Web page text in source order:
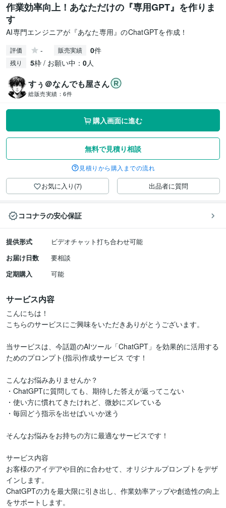
作業効率向上！あなただけの『専用GPT』を作りま
す
AI専門エンジニアが『あなた専用』のChatGPTを作成！
評価 - 販売実績 0件
残り 5枠 / お願い中： 0人
すぅ＠なんでも屋さん
総販売実績： 6件
購入画面に進む
無料で見積り相談
見積りから購入までの流れ
お気に入り(7) 出品者に質問
ココナラの安心保証
提供形式
ビデオチャット打ち合わせ可能
お届け日数
要相談
定期購入
可能
サービス内容
こんにちは！
こちらのサービスにご興味をいただきありがとうございます。
当サービスは、今話題のAIツール「ChatGPT」を効果的に活用する
ためのプロンプト(指示)作成サービス です！
こんなお悩みありませんか？
・ChatGPTに質問しても、期待した答えが返ってこない
・使い方に慣れてきたけれど、微妙にズレている
・毎回どう指示を出せばいいか迷う
そんなお悩みをお持ちの方に最適なサービスです！
サービス内容
お客様のアイデアや目的に合わせて、オリジナルプロンプトをデザ
インします。
ChatGPTの力を最大限に引き出し、作業効率アップや創造性の向上
をサポートします。